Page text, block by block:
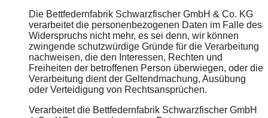
Die Bettfedernfabrik Schwarzfischer GmbH & Co. KG
verarbeitet die personenbezogenen Daten im Falle des
Widerspruchs nicht mehr, es sei denn, wir können
zwingende schutzwürdige Gründe für die Verarbeitung
nachweisen, die den Interessen, Rechten und
Freiheiten der betroffenen Person überwiegen, oder die
Verarbeitung dient der Geltendmachung, Ausübung
oder Verteidigung von Rechtsansprüchen.
Verarbeitet die Bettfedernfabrik Schwarzfischer GmbH